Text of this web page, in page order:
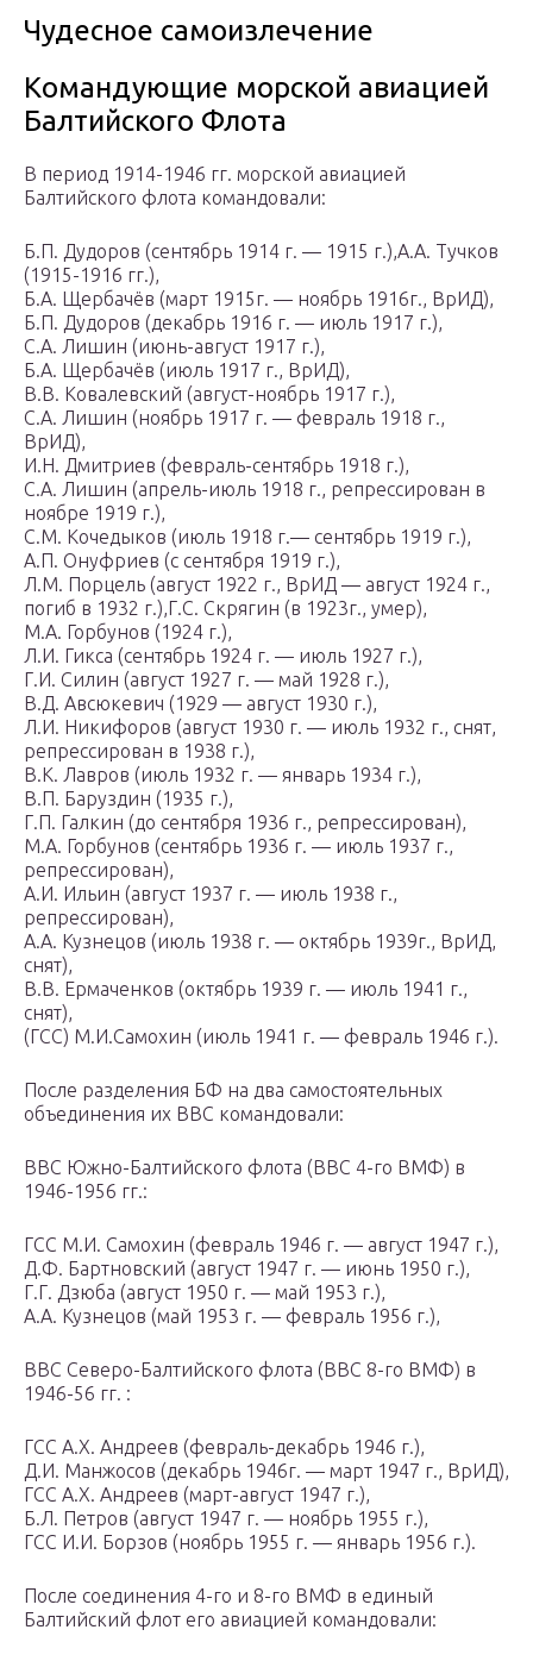
Чудесное самоизлечение
Командующие морской авиацией
Балтийского Флота
В период 1914-1946 гг. морской авиацией
Балтийского флота командовали:
Б.П. Дудоров (сентябрь 1914 г. — 1915 г.),А.А. Тучков
(1915-1916 гг.),
Б.А. Щербачёв (март 1915г. — ноябрь 1916г., ВрИД),
Б.П. Дудоров (декабрь 1916 г. — июль 1917 г.),
С.А. Лишин (июнь-август 1917 г.),
Б.А. Щербачёв (июль 1917 г., ВрИД),
В.В. Ковалевский (август-ноябрь 1917 г.),
С.А. Лишин (ноябрь 1917 г. — февраль 1918 г.,
ВрИД),
И.Н. Дмитриев (февраль-сентябрь 1918 г.),
С.А. Лишин (апрель-июль 1918 г., репрессирован в
ноябре 1919 г.),
С.М. Кочедыков (июль 1918 г.— сентябрь 1919 г.),
А.П. Онуфриев (с сентября 1919 г.),
Л.М. Порцель (август 1922 г., ВрИД — август 1924 г.,
погиб в 1932 г.),Г.С. Скрягин (в 1923г., умер),
М.А. Горбунов (1924 г.),
Л.И. Гикса (сентябрь 1924 г. — июль 1927 г.),
Г.И. Силин (август 1927 г. — май 1928 г.),
В.Д. Авсюкевич (1929 — август 1930 г.),
Л.И. Никифоров (август 1930 г. — июль 1932 г., снят,
репрессирован в 1938 г.),
В.К. Лавров (июль 1932 г. — январь 1934 г.),
В.П. Баруздин (1935 г.),
Г.П. Галкин (до сентября 1936 г., репрессирован),
М.А. Горбунов (сентябрь 1936 г. — июль 1937 г.,
репрессирован),
А.И. Ильин (август 1937 г. — июль 1938 г.,
репрессирован),
А.А. Кузнецов (июль 1938 г. — октябрь 1939г., ВрИД,
снят),
В.В. Ермаченков (октябрь 1939 г. — июль 1941 г.,
снят),
(ГСС) М.И.Самохин (июль 1941 г. — февраль 1946 г.).
После разделения БФ на два самостоятельных
объединения их ВВС командовали:
ВВС Южно-Балтийского флота (ВВС 4-го ВМФ) в
1946-1956 гг.:
ГСС М.И. Самохин (февраль 1946 г. — август 1947 г.),
Д.Ф. Бартновский (август 1947 г. — июнь 1950 г.),
Г.Г. Дзюба (август 1950 г. — май 1953 г.),
А.А. Кузнецов (май 1953 г. — февраль 1956 г.),
ВВС Северо-Балтийского флота (ВВС 8-го ВМФ) в
1946-56 гг. :
ГСС А.Х. Андреев (февраль-декабрь 1946 г.),
Д.И. Манжосов (декабрь 1946г. — март 1947 г., ВрИД),
ГСС А.Х. Андреев (март-август 1947 г.),
Б.Л. Петров (август 1947 г. — ноябрь 1955 г.),
ГСС И.И. Борзов (ноябрь 1955 г. — январь 1956 г.).
После соединения 4-го и 8-го ВМФ в единый
Балтийский флот его авиацией командовали: